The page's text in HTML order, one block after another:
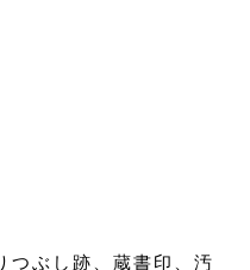
つぶし跡、蔵書印、汚